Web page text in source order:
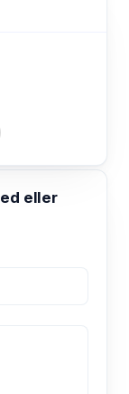
eller